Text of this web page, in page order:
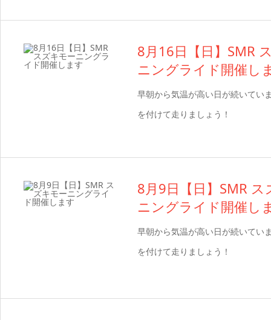
8月16日【日】SMR
ニングライド開催し
早朝から気温が高い日が続いてい
を付けて走りましょう！
8月9日【日】SMR ス
ニングライド開催し
早朝から気温が高い日が続いてい
を付けて走りましょう！